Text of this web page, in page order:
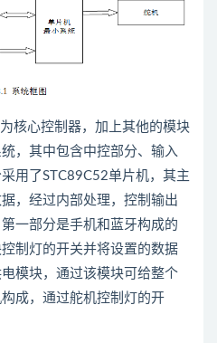
核心控制器，加上其他的模块
，其中包含中控部分、输入
用了STC89C52单片机，其主
，经过内部处理，控制输出
一部分是手机和蓝牙构成的
制灯的开关并将设置的数据
模块，通过该模块可给整个
成，通过舵机控制灯的开